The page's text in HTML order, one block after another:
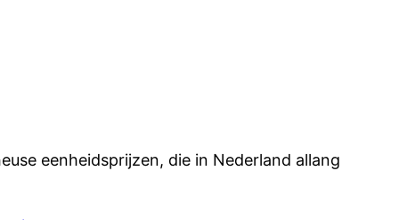
eenheidsprijzen, die in Nederland allang